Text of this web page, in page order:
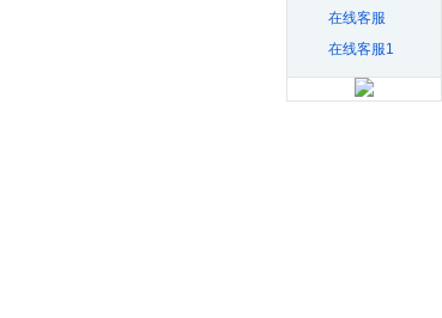
在线客服
在线客服1